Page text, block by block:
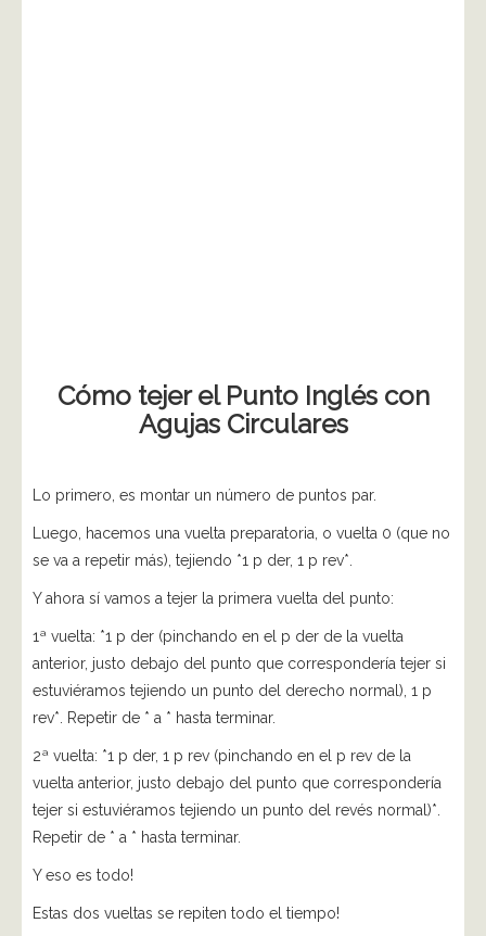
Cómo tejer el Punto Inglés con
Agujas Circulares
Lo primero, es montar un número de puntos par.
Luego, hacemos una vuelta preparatoria, o vuelta 0 (que no
se va a repetir más), tejiendo *1 p der, 1 p rev*.
Y ahora sí vamos a tejer la primera vuelta del punto:
1ª vuelta: *1 p der (pinchando en el p der de la vuelta
anterior, justo debajo del punto que correspondería tejer si
estuviéramos tejiendo un punto del derecho normal), 1 p
rev*. Repetir de * a * hasta terminar.
2ª vuelta: *1 p der, 1 p rev (pinchando en el p rev de la
vuelta anterior, justo debajo del punto que correspondería
tejer si estuviéramos tejiendo un punto del revés normal)*.
Repetir de * a * hasta terminar.
Y eso es todo!
Estas dos vueltas se repiten todo el tiempo!